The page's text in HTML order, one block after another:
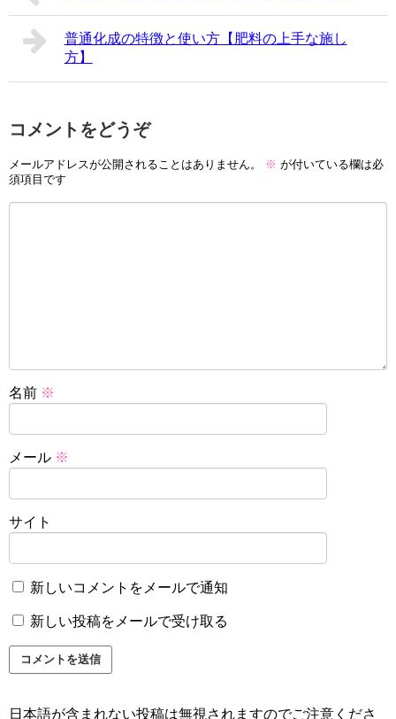
普通化成の特徴と使い方【肥料の上手な施し
方】
コメントをどうぞ
メールアドレスが公開されることはありません。 ※ が付いている欄は必
須項目です
名前 ※
メール ※
サイト
新しいコメントをメールで通知
新しい投稿をメールで受け取る
日本語が含まれない投稿は無視されますのでご注意くださ